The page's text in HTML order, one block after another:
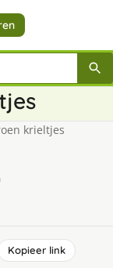
krieltjes
Kopieer link